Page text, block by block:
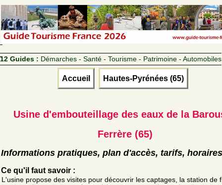
12 Guides : Démarches - Santé - Tourisme - Patrimoine - Automobiles
Accueil Hautes-Pyrénées (65)
Usine d'embouteillage des eaux de la
Ferrère (65)
Informations pratiques, plan d'accès, tarifs, horaires
Ce qu'il faut savoir :
L'usine propose des visites pour découvrir les captages, la station de